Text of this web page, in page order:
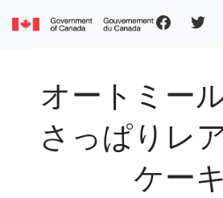
Main
navigation
オートミー
さっぱりレ
ケーキ